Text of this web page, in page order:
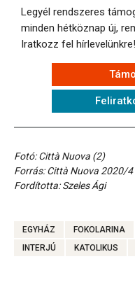
Legyél rendszeres
minden hétköznap új,
Iratkozz fel hírlevelünkre!
Fotó: Città Nuova (2)
Forrás: Città Nuova 2020/4
Fordította: Szeles Ági
EGYHÁZ FOKOLARINA
INTERJÚ
KATOLIKUS